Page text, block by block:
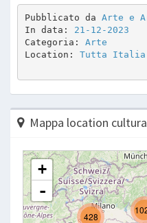
Pubblicato da Arte e
In data: 21-12-2023
Categoria: Arte
Location: Tutta Italia
Mappa location